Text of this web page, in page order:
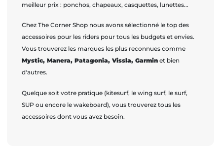
meilleur prix : ponchos, chapeaux, casquettes, lunettes...
Chez The Corner Shop nous avons sélectionné le top des
accessoires pour les riders pour tous les budgets et envies.
Vous trouverez les marques les plus reconnues comme
Mystic, Manera, Patagonia, Vissla, Garmin et bien
d'autres.
Quelque soit votre pratique (kitesurf, le wing surf, le surf,
SUP ou encore le wakeboard), vous trouverez tous les
accessoires dont vous avez besoin.